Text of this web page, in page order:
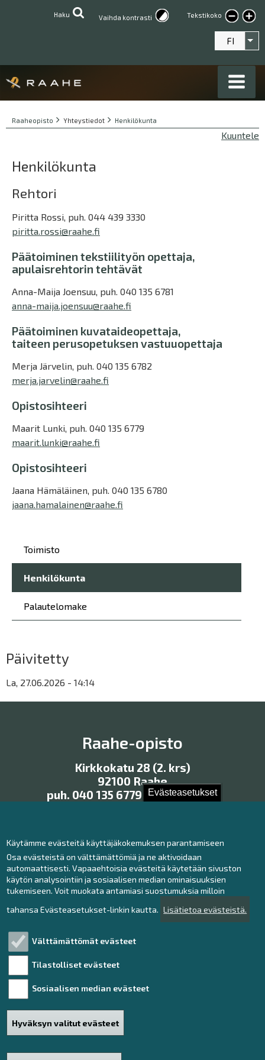
Evästeasetukset
Käytämme evästeitä käyttäjäkokemuksen parantamiseen
Osa evästeistä on välttämättömiä ja ne aktivoidaan
automaattisesti. Vapaaehtoisia evästeitä käytetään sivuston
käytön analysointiin ja sosiaalisen median ominaisuuksien
tukemiseen. Voit muokata antamiasi suostumuksia milloin
tahansa Evästeasetukset-linkin kautta. Lisätietoa evästeistä.
Välttämättömät evästeet
Tilastolliset evästeet
Sosiaalisen median evästeet
Hyväksyn valitut evästeet
Hyppää
Tekstikoko
Vaihda kontrasti
Haku
FI
Breadcrumbs
You
Raaheopisto Yhteystiedot Henkilökunta
Kuuntele
Päävalikko
Toimisto
Henkilökunta
Palautelomake
Henkilökunta
Rehtori
Piritta Rossi, puh. 044 439 3330
piritta.rossi@raahe.fi
Päätoiminen tekstiilityön opettaja,
apulaisrehtorin tehtävät
Anna-Maija Joensuu, puh. 040 135 6781
anna-maija.joensuu@raahe.fi
Päätoiminen kuvataideopettaja,
taiteen perusopetuksen vastuuopettaja
Merja Järvelin, puh. 040 135 6782
merja.jarvelin@raahe.fi
Opistosihteeri
Maarit Lunki, puh. 040 135 6779
maarit.lunki@raahe.fi
Opistosihteeri
Jaana Hämäläinen, puh. 040 135 6780
jaana.hamalainen@raahe.fi
Päivitetty
La, 27.06.2026 - 14:14
Raahe-opisto
Kirkkokatu 28 (2. krs)
92100 Raahe
puh. 040 135 6779, 040 135 6780
Ota yhteyttä!
Raahe-opiston toimisto
Anna palautetta
Tutustu!
Henkilötietojen käsittely
Sivukartta
Haku